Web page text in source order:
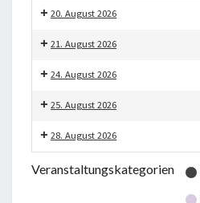
Gesell-
20. August 2026
Handarbeiten
Doppelkopf
21. August 2026
Boule24. August 2026
Spaß-25. August 2026
Gesell-
schaftsspiele
Basisgruppen-
Treffen
28. August 2026
Boule
Veranstaltungskategorien